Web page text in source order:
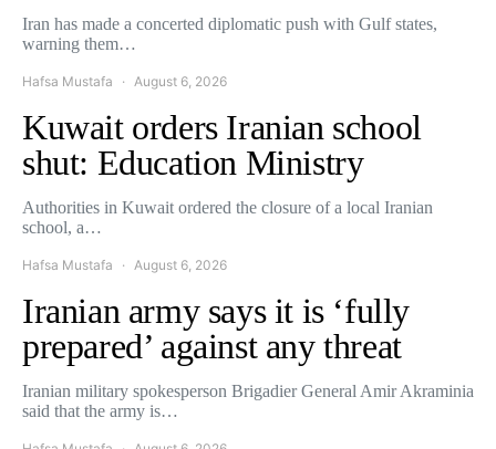
Iran has made a concerted diplomatic push with Gulf states,
warning them…
Hafsa Mustafa August 6, 2026
Kuwait orders Iranian school
shut: Education Ministry
Authorities in Kuwait ordered the closure of a local Iranian
school, a…
Hafsa Mustafa August 6, 2026
Iranian army says it is ‘fully
prepared’ against any threat
Iranian military spokesperson Brigadier General Amir Akraminia
said that the army is…